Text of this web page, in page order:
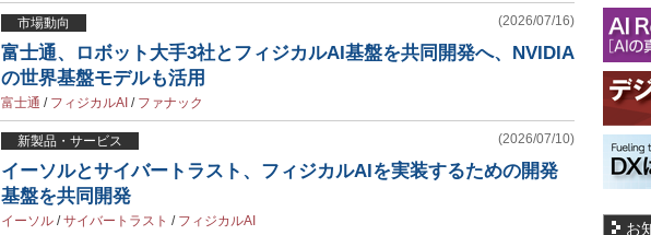
市場動向 (2026/07/16)
富士通、ロボット大手3社とフィジカルAI基盤を共同開発へ、NVIDIA
の世界基盤モデルも活用
富士通 / フィジカルAI / ファナック
新製品・サービス (2026/07/10)
イーソルとサイバートラスト、フィジカルAIを実装するための開発
基盤を共同開発
イーソル /サイバートラスト / フィジカルAI お